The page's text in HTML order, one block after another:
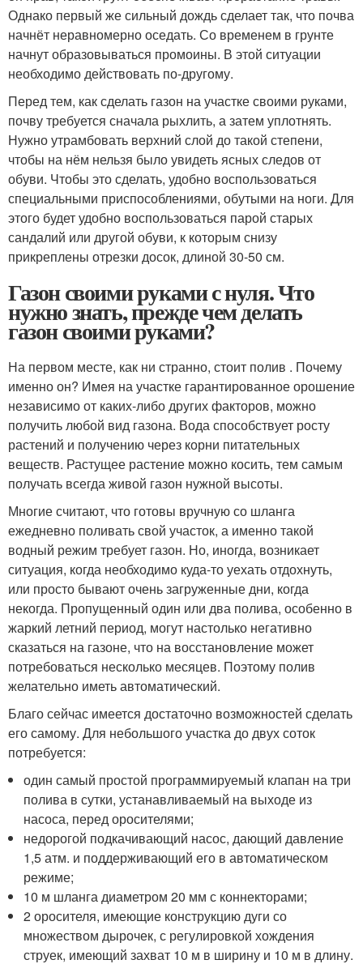
Однако первый же сильный дождь сделает так, что почва
начнёт неравномерно оседать. Со временем в грунте
начнут образовываться промоины. В этой ситуации
необходимо действовать по-другому.
Перед тем, как сделать газон на участке своими руками,
почву требуется сначала рыхлить, а затем уплотнять.
Нужно утрамбовать верхний слой до такой степени,
чтобы на нём нельзя было увидеть ясных следов от
обуви. Чтобы это сделать, удобно воспользоваться
специальными приспособлениями, обутыми на ноги. Для
этого будет удобно воспользоваться парой старых
сандалий или другой обуви, к которым снизу
прикреплены отрезки досок, длиной 30-50 см.
Газон своими руками с нуля. Что
нужно знать, прежде чем делать
газон своими руками?
На первом месте, как ни странно, стоит полив . Почему
именно он? Имея на участке гарантированное орошение
независимо от каких-либо других факторов, можно
получить любой вид газона. Вода способствует росту
растений и получению через корни питательных
веществ. Растущее растение можно косить, тем самым
получать всегда живой газон нужной высоты.
Многие считают, что готовы вручную со шланга
ежедневно поливать свой участок, а именно такой
водный режим требует газон. Но, иногда, возникает
ситуация, когда необходимо куда-то уехать отдохнуть,
или просто бывают очень загруженные дни, когда
некогда. Пропущенный один или два полива, особенно в
жаркий летний период, могут настолько негативно
сказаться на газоне, что на восстановление может
потребоваться несколько месяцев. Поэтому полив
желательно иметь автоматический.
Благо сейчас имеется достаточно возможностей сделать
его самому. Для небольшого участка до двух соток
потребуется:
один самый простой программируемый клапан на три
полива в сутки, устанавливаемый на выходе из
насоса, перед оросителями;
недорогой подкачивающий насос, дающий давление
1,5 атм. и поддерживающий его в автоматическом
режиме;
10 м шланга диаметром 20 мм с коннекторами;
2 оросителя, имеющие конструкцию дуги со
множеством дырочек, с регулировкой хождения
струек, имеющий захват 10 м в ширину и 10 м в длину.